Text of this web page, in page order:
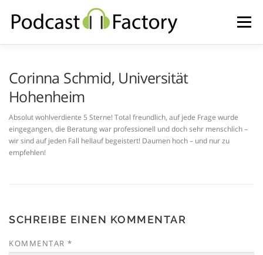
Inhalt
springen
Menü
Corinna Schmid, Universität
Hohenheim
Absolut wohlverdiente 5 Sterne! Total freundlich, auf jede Frage wurde
eingegangen, die Beratung war professionell und doch sehr menschlich –
wir sind auf jeden Fall hellauf begeistert! Daumen hoch – und nur zu
empfehlen!
SCHREIBE EINEN KOMMENTAR
KOMMENTAR *